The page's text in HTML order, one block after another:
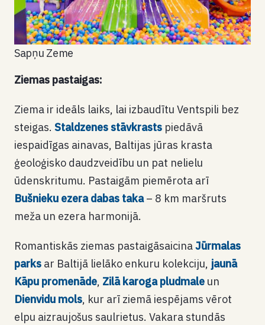
Sapņu Zeme
Ziemas pastaigas:
Ziema ir ideāls laiks, lai izbaudītu Ventspili bez
steigas. Staldzenes stāvkrasts piedāvā
iespaidīgas ainavas, Baltijas jūras krasta
ģeoloģisko daudzveidību un pat nelielu
ūdenskritumu. Pastaigām piemērota arī
Bušnieku ezera dabas taka– 8 km maršruts
meža un ezera harmonijā.
Romantiskās ziemas pastaigāsaicinaJūrmalas
parks ar Baltijā lielāko enkuru kolekciju, jaunā
Kāpu promenāde, Zilā karoga pludmale un
Dienvidu mols, kur arī ziemā iespējams vērot
elpu aizraujošus saulrietus. Vakara stundās